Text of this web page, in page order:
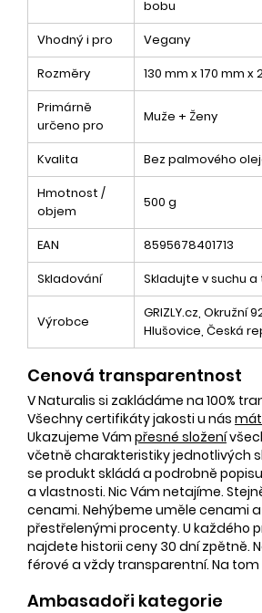
bobu
Vhodný i pro
Vegany
Rozměry
130 mm x 170 mm x
Primárně
určeno pro
Muže + Ženy
Kvalita
Bez palmového
Hmotnost /
objem
500 g
EAN
8595678401713
Skladování
Skladujte v suchu
Výrobce
GRIZLY.cz, Okružní
Hlušovice, Česká
Cenová transparentnost
V Naturalis si zakládáme na 100%
Všechny certifikáty jakosti u nás
Ukazujeme Vám přesné složení
včetně charakteristiky jednotlivých
se produkt skládá a podrobně
a vlastnosti. Nic Vám netajíme.
cenami. Nehýbeme uměle cenami
přestřelenými procenty. U každého
najdete historii ceny 30 dní zpětně.
férové a vždy transparentní. Na
Ambasadoři kategorie